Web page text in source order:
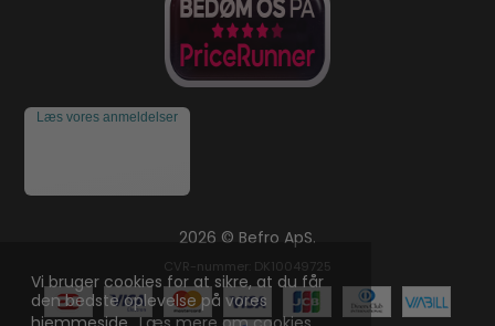
Vi bruger cookies for at sikre, at du får
den bedste oplevelse på vores
Læs vores anmeldelser
2026 © Befro ApS.
CVR-nummer: DK10049725